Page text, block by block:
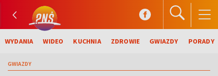
WYDANIA WIDEO KUCHNIA ZDROWIE GWIAZDY PORADY
GWIAZDY